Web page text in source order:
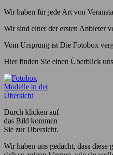
Wir haben für jede Art von
Wir sind einer der ersten Anbieter
Vom Ursprung ist Die Fotobox
Hier finden Sie einen Überblick
Durch klicken auf
das Bild kommen
Sie zur Übersicht.
Wir haben uns gedacht, dass